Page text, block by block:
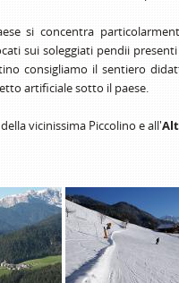
si concentra
sui soleggiati pendii
consigliamo il sentiero
artificiale sotto il paese.
vicinissima Piccolino e all'